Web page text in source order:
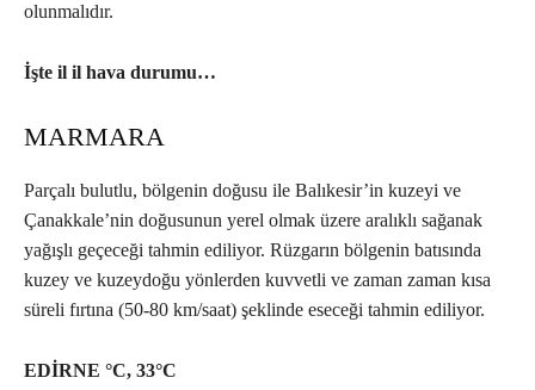
olunmalıdır.
İşte il il hava durumu…
MARMARA
Parçalı bulutlu, bölgenin doğusu ile Balıkesir’in kuzeyi ve
Çanakkale’nin doğusunun yerel olmak üzere aralıklı sağanak
yağışlı geçeceği tahmin ediliyor. Rüzgarın bölgenin batısında
kuzey ve kuzeydoğu yönlerden kuvvetli ve zaman zaman kısa
süreli fırtına (50-80 km/saat) şeklinde eseceği tahmin ediliyor.
EDİRNE °C, 33°C